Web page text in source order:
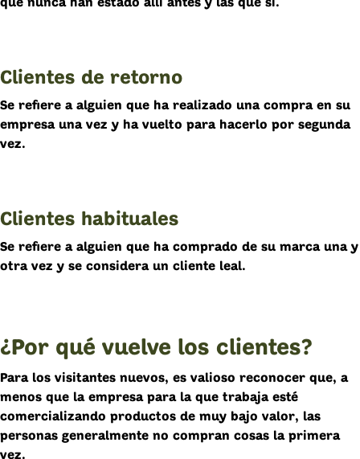
que nunca han estado allí antes y las que sí.
Clientes de retorno
Se refiere a alguien que ha realizado una compra en su
empresa una vez y ha vuelto para hacerlo por segunda
vez.
Clientes habituales
Se refiere a alguien que ha comprado de su marca una y
otra vez y se considera un cliente leal.
¿Por qué vuelve los clientes?
Para los visitantes nuevos, es valioso reconocer que, a
menos que la empresa para la que trabaja esté
comercializando productos de muy bajo valor, las
personas generalmente no compran cosas la primera
vez.